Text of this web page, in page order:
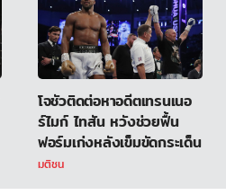
โจชัวติดต่อหาอดีตเทรนเนอ
ร์ไมก์ ไทสัน หวังช่วยฟื้น
ฟอร์มเก่งหลังเข็มขัดกระเด็น
มติชน